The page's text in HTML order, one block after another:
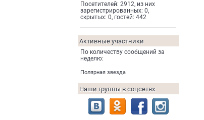
Посетителей: 2912, из них
зарегистрированных: 0,
скрытых: 0, гостей: 442
Активные участники
По количеству сообщений за
неделю:
Полярная звезда
Наши группы в соцсетях